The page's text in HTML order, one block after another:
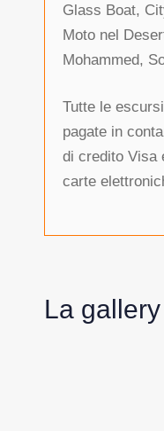
Glass Boat,
Moto nel
Mohammed,
Tutte le
pagate in
di credito Visa
carte
La